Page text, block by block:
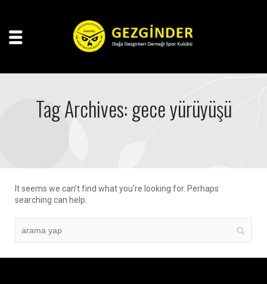
Tag Archives: gece yürüyüşü
It seems we can’t find what you’re looking for. Perhaps
searching can help.